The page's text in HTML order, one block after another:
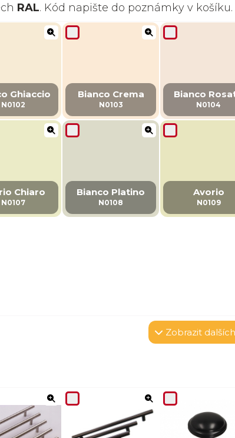
RAL. Kód napište do poznámky v košíku.
Ghiaccio
N0102
Bianco Crema
N0103
Bianco
N0104
Chiaro
N0107
Bianco Platino
N0108
Avorio
N0109
Zobrazit